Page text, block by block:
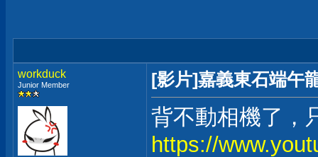
workduck
Junior Member [影片]嘉義東石端午
背不動相機了，
https://